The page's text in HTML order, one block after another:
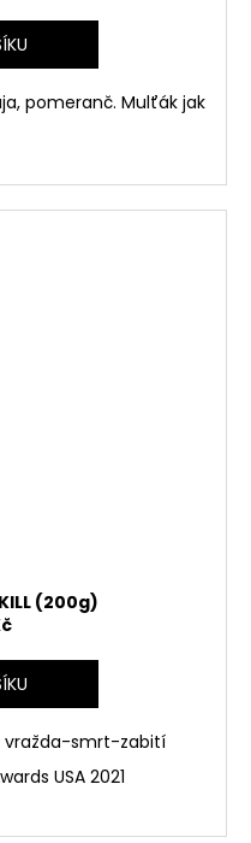
pomeranč. Mulťák jak
(200g)
vražda-smrt-zabití
USA 2021